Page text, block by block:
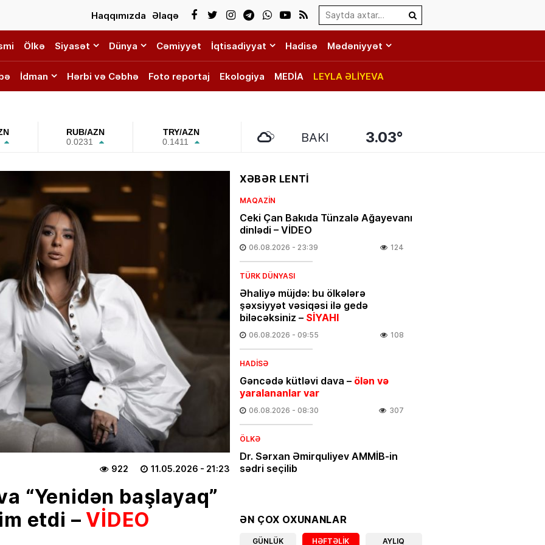
Search…
Haqqımızda Əlaqə
Ölkə Siyasət Dünya Cəmiyyət İqtisadiyyat Hadisə Mədəniyyət
İdman Hərbi və Cəbhə Foto reportaj Ekologiya MEDİA LEYLA ƏLİYEVA
RUB/AZN
0.0231
TRY/AZN
0.1411
BAKI 3.03°
11.05.2026 - 21:23
922
“Yenidən başlayaq”
etdi –VİDEO
XƏBƏR LENTİ
MAQAZIN
Ceki Çan Bakıda Tünzalə Ağayevanı
dinlədi – VİDEO
06.08.2026 - 23:39 124
TÜRK DÜNYASI
Əhaliyə müjdə: bu ölkələrə
şəxsiyyət vəsiqəsi ilə gedə
biləcəksiniz – SİYAHI
06.08.2026 - 09:55 108
HADISƏ
Gəncədə kütləvi dava – ölən və
yaralananlar var
06.08.2026 - 08:30 307
ÖLKƏ
Dr. Sərxan Əmirquliyev AMMİB-in
sədri seçilib
CƏMIYYƏT
Günün ULDUZ FALI– Ciddi maskanı
ƏN ÇOX OXUNANLAR
GÜNLÜK HƏFTƏLIK AYLIQ